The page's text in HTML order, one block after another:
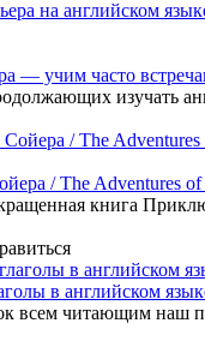
— учим часто
изучать
/ The Adventures of
книга
в английском
всем читающим наш